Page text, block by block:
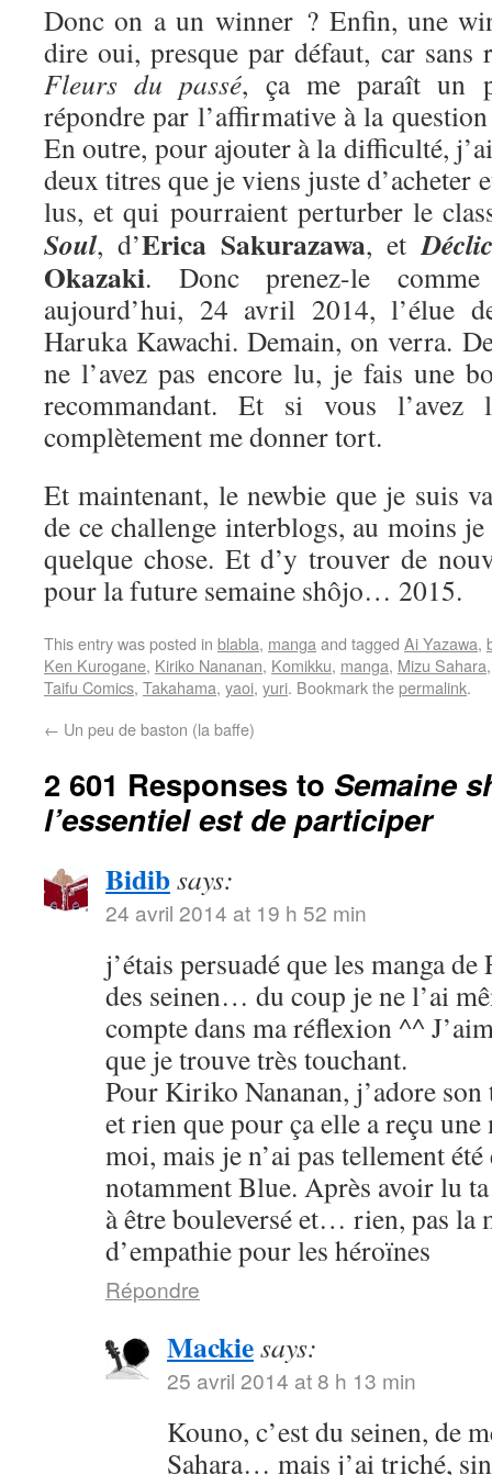
Donc on a un winner ? Enfin, une
dire oui, presque par défaut, car sans
Fleurs du passé, ça me paraît un
répondre par l’affirmative à la
En outre, pour ajouter à la difficulté,
deux titres que je viens juste d’acheter
lus, et qui pourraient perturber le
Soul, d’Erica Sakurazawa, et
Okazaki. Donc prenez-le
aujourd’hui, 24 avril 2014, l’élue
Haruka Kawachi. Demain, on verra.
ne l’avez pas encore lu, je fais une
recommandant. Et si vous l’avez
complètement me donner tort.
Et maintenant, le newbie que je suis
de ce challenge interblogs, au moins
quelque chose. Et d’y trouver de
pour la future semaine shôjo… 2015.
This entry was posted in blabla, mangaand tagged Ai Yazawa,
Ken Kurogane, Kiriko Nananan, Komikku, manga, Mizu Sahara
Taifu Comics, Takahama, yaoi, yuri. Bookmark thepermalink.
← Un peu de baston (la baffe)
2 601 Responses to Semaine
l’essentiel est de participer
Bidibsays:
24 avril 2014 at 19 h 52 min
j’étais persuadé que les manga
des seinen… du coup je ne l’ai
compte dans ma réflexion ^^
que je trouve très touchant.
Pour Kiriko Nananan, j’adore
et rien que pour ça elle a reçu
moi, mais je n’ai pas tellement
notamment Blue. Après avoir lu
à être bouleversé et… rien, pas la
d’empathie pour les héroïnes
Répondre
Mackiesays:
25 avril 2014 at 8 h 13 min
Kouno, c’est du seinen, de
Sahara… mais j’ai triché,